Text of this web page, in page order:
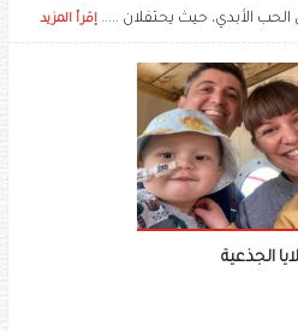
الأبدي، حيث يحتفلان ..... إقرأ المزيد
الجذعية